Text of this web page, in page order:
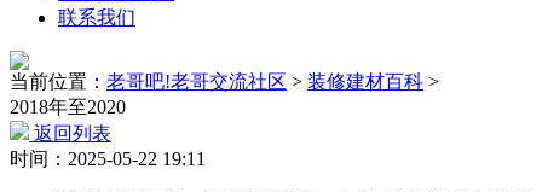
联系我们
当前位置： 老哥吧!老哥交流社区 > 装修建材百科 >
2018年至2020
返回列表
时间：2025-05-22 19:11